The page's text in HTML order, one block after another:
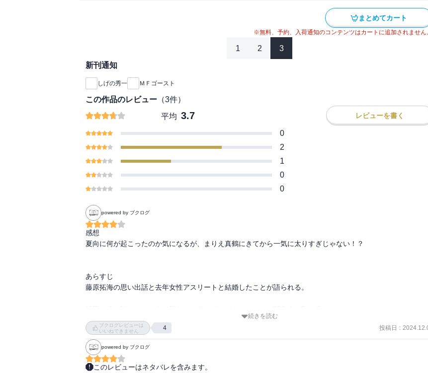
まとめてカート
※無料、予約、入荷通知のコンテンツはカートに追加されません
1 2 3
新刊通知
しげの秀一 ＭＦゴースト
この作品のレビュー （3件）
平均 3.7 レビューを書く
0
2
1
0
0
powered by ブクログ
感想
夏向に何が起こったのか気になるが、まりえ真鶴にきてから一気に太りすぎじゃない！？
あらすじ
藤原拓海の思い出話と去年女性アスリートと結婚したことが語られる。
4周目に入り、肘の痛みが消えたといって、9位から巻き返しを図る。
一方、ルーキーの諸星は5位まで順位を上げていた。
続きを読む
ブクログレビューは
いいねできません
4 投稿日 :
powered by ブクログ
このレビューはネタバレを含みます。